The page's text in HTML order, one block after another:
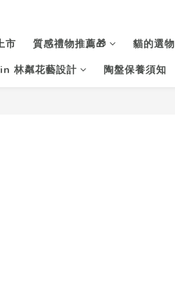
市 質感禮物推薦🎁 貓的選物
林粼花藝設計
陶盤保養須知